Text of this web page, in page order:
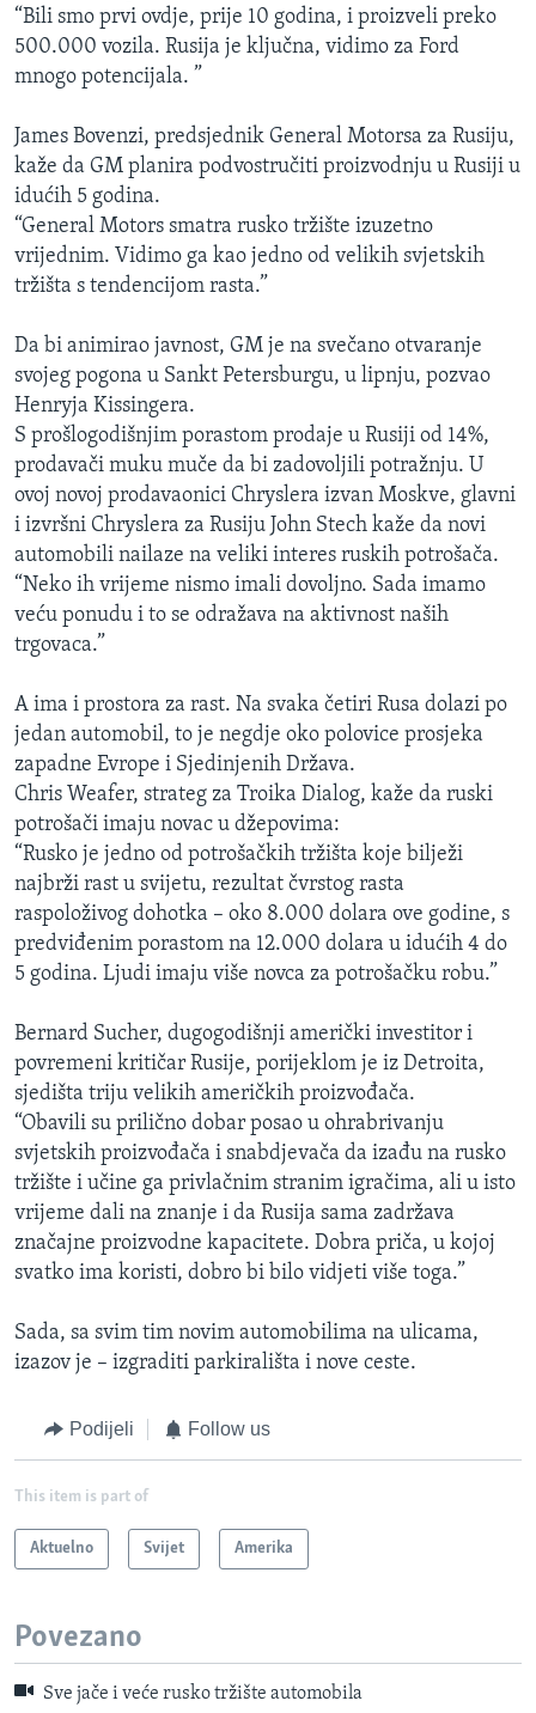
“Bili smo prvi ovdje, prije 10 godina, i proizveli preko
500.000 vozila. Rusija je ključna, vidimo za Ford
mnogo potencijala. ”
James Bovenzi, predsjednik General Motorsa za Rusiju,
kaže da GM planira podvostručiti proizvodnju u Rusiji u
idućih 5 godina.
“General Motors smatra rusko tržište izuzetno
vrijednim. Vidimo ga kao jedno od velikih svjetskih
tržišta s tendencijom rasta.”
Da bi animirao javnost, GM je na svečano otvaranje
svojeg pogona u Sankt Petersburgu, u lipnju, pozvao
Henryja Kissingera.
S prošlogodišnjim porastom prodaje u Rusiji od 14%,
prodavači muku muče da bi zadovoljili potražnju. U
ovoj novoj prodavaonici Chryslera izvan Moskve, glavni
i izvršni Chryslera za Rusiju John Stech kaže da novi
automobili nailaze na veliki interes ruskih potrošača.
“Neko ih vrijeme nismo imali dovoljno. Sada imamo
veću ponudu i to se odražava na aktivnost naših
trgovaca.”
A ima i prostora za rast. Na svaka četiri Rusa dolazi po
jedan automobil, to je negdje oko polovice prosjeka
zapadne Evrope i Sjedinjenih Država.
Chris Weafer, strateg za Troika Dialog, kaže da ruski
potrošači imaju novac u džepovima:
“Rusko je jedno od potrošačkih tržišta koje bilježi
najbrži rast u svijetu, rezultat čvrstog rasta
raspoloživog dohotka – oko 8.000 dolara ove godine, s
predviđenim porastom na 12.000 dolara u idućih 4 do
5 godina. Ljudi imaju više novca za potrošačku robu.”
Bernard Sucher, dugogodišnji američki investitor i
povremeni kritičar Rusije, porijeklom je iz Detroita,
sjedišta triju velikih američkih proizvođača.
“Obavili su prilično dobar posao u ohrabrivanju
svjetskih proizvođača i snabdjevača da izađu na rusko
tržište i učine ga privlačnim stranim igračima, ali u isto
vrijeme dali na znanje i da Rusija sama zadržava
značajne proizvodne kapacitete. Dobra priča, u kojoj
svatko ima koristi, dobro bi bilo vidjeti više toga.”
Sada, sa svim tim novim automobilima na ulicama,
izazov je – izgraditi parkirališta i nove ceste.
Podijeli Follow us
This item is part of
Aktuelno Svijet Amerika
Povezano
Sve jače i veće rusko tržište automobila